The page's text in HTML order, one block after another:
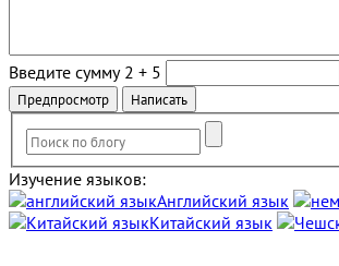
Введите сумму 2 + 5
Изучение языков:
Английский язык
Китайский язык